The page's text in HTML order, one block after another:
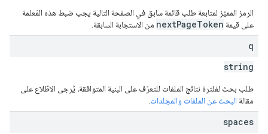
الرمز المميّز لمتابعة طلب قائمة سابق في الصفحة التالية يجب ضبط هذه المَعلمة
على قيمة nextPageToken من الاستجابة السابقة.
q
string
طلب بحث لفلترة نتائج الملفات للتعرّف على البنية المتوافقة، يُرجى الاطّلاع على
مقالة البحث عن الملفات والمجلدات
spaces